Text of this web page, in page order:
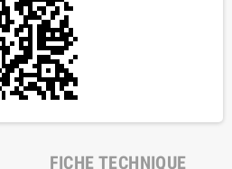
FICHE TECHNIQUE